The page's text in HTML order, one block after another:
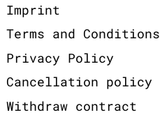
Imprint
Terms and Conditions
Privacy Policy
Cancellation policy
Withdraw contract